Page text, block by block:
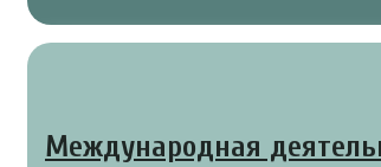
Международная